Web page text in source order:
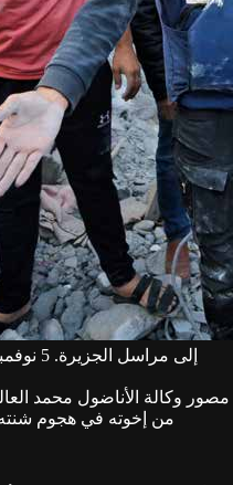
مصور وكالة الأناضول محمد
من إخوته في هجوم شنته